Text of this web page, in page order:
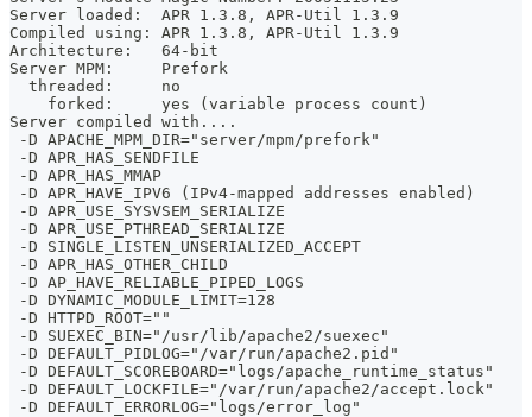
Server loaded:  APR 1.3.8, APR-Util 1.3.9
Compiled using: APR 1.3.8, APR-Util 1.3.9
Architecture:   64-bit
Server MPM:     Prefork
  threaded:     no
    forked:     yes (variable process count)
Server compiled with....
-D APACHE_MPM_DIR="server/mpm/prefork"
-D APR_HAS_SENDFILE
-D APR_HAS_MMAP
-D APR_HAVE_IPV6 (IPv4-mapped addresses enabled)
-D APR_USE_SYSVSEM_SERIALIZE
-D APR_USE_PTHREAD_SERIALIZE
-D SINGLE_LISTEN_UNSERIALIZED_ACCEPT
-D APR_HAS_OTHER_CHILD
-D AP_HAVE_RELIABLE_PIPED_LOGS
-D DYNAMIC_MODULE_LIMIT=128
-D HTTPD_ROOT=""
-D SUEXEC_BIN="/usr/lib/apache2/suexec"
-D DEFAULT_PIDLOG="/var/run/apache2.pid"
-D DEFAULT_SCOREBOARD="logs/apache_runtime_status"
-D DEFAULT_LOCKFILE="/var/run/apache2/accept.lock"
-D DEFAULT_ERRORLOG="logs/error_log"